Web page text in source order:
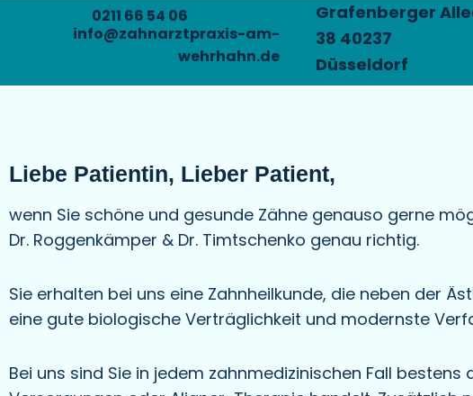
0211 66 54 06
info@zahnarztpraxis-am-
wehrhahn.de
Grafenberger
38 40237
Düsseldorf
Liebe Patientin, Lieber Patient,
wenn Sie schöne und gesunde Zähne genauso gerne
Dr. Roggenkämper & Dr. Timtschenko genau richtig.
Sie erhalten bei uns eine Zahnheilkunde, die neben der
eine gute biologische Verträglichkeit und modernste
Bei uns sind Sie in jedem zahnmedizinischen Fall